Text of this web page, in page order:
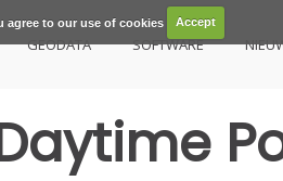
agree to our use of cookies Accept
GEODATA SOFTWARE